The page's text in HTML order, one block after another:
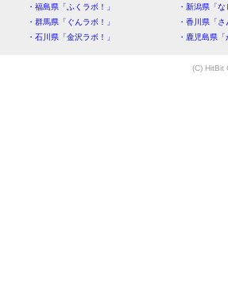
・福島県「ふくラボ！」
・新潟県「
・群馬県「ぐんラボ！」
・香川県「
・石川県「金沢ラボ！」
・鹿児島県
(C) HitBit